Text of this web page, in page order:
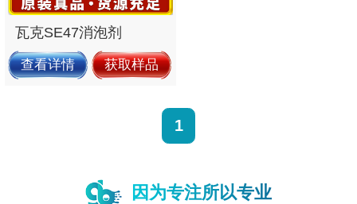
瓦克SE47消泡剂
查看详情 获取样品
1
因为专注所以专业